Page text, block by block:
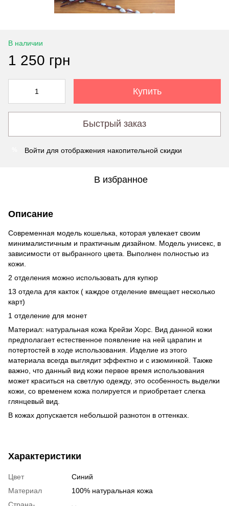
В наличии
1 250 грн
Купить
Быстрый заказ
Войти для отображения накопительной скидки
В избранное
Описание
Современная модель кошелька, которая увлекает своим
минималистичным и практичным дизайном. Модель унисекс, в
зависимости от выбранного цвета. Выполнен полностью из
кожи.
2 отделения можно использовать для купюр
13 отдела для какток ( каждое отделение вмещает несколько
карт)
1 отделение для монет
Материал: натуральная кожа Крейзи Хорс. Вид данной кожи
предполагает естественное появление на ней царапин и
потертостей в ходе использования. Изделие из этого
материала всегда выглядит эффектно и с изюминкой. Также
важно, что данный вид кожи первое время использования
может краситься на светлую одежду, это особенность выделки
кожи, со временем кожа полируется и приобретает слегка
глянцевый вид.
В кожах допускается небольшой разнотон в оттенках.
Характеристики
Цвет
Синий
Материал
100% натуральная кожа
Страна-